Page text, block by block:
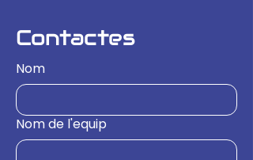
Contactes
Nom
Nom de l'equip